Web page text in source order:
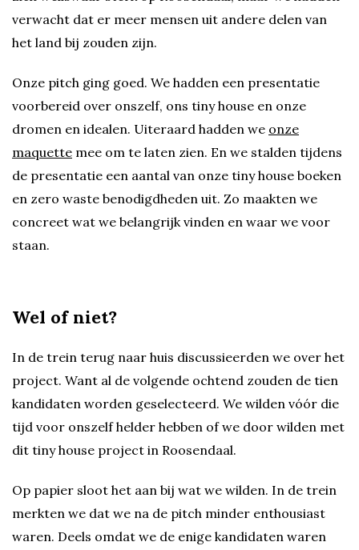
verwacht dat er meer mensen uit andere delen van
het land bij zouden zijn.
Onze pitch ging goed. We hadden een presentatie
voorbereid over onszelf, ons tiny house en onze
dromen en idealen. Uiteraard hadden we onze
maquette mee om te laten zien. En we stalden tijdens
de presentatie een aantal van onze tiny house boeken
en zero waste benodigdheden uit. Zo maakten we
concreet wat we belangrijk vinden en waar we voor
staan.
Wel of niet?
In de trein terug naar huis discussieerden we over het
project. Want al de volgende ochtend zouden de tien
kandidaten worden geselecteerd. We wilden vóór die
tijd voor onszelf helder hebben of we door wilden met
dit tiny house project in Roosendaal.
Op papier sloot het aan bij wat we wilden. In de trein
merkten we dat we na de pitch minder enthousiast
waren. Deels omdat we de enige kandidaten waren